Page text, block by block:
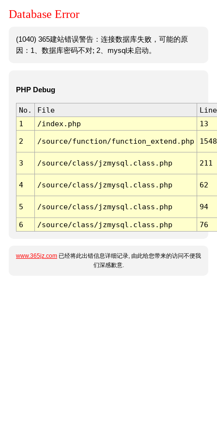
Database Error
(1040) 365建站错误警告：连接数据库失败，可能的原
因：1、数据库密码不对; 2、mysql未启动。
PHP Debug
No. File
Line
1
/index.php 13
2 /source/function/function_extend.php 1548
3 /source/class/jzmysql.class.php 211
4 /source/class/jzmysql.class.php 62
5 /source/class/jzmysql.class.php 94
6 /source/class/jzmysql.class.php 76
www.365jz.com 已经将此出错信息详细记录, 由此给您带来的访问不便我
们深感歉意.